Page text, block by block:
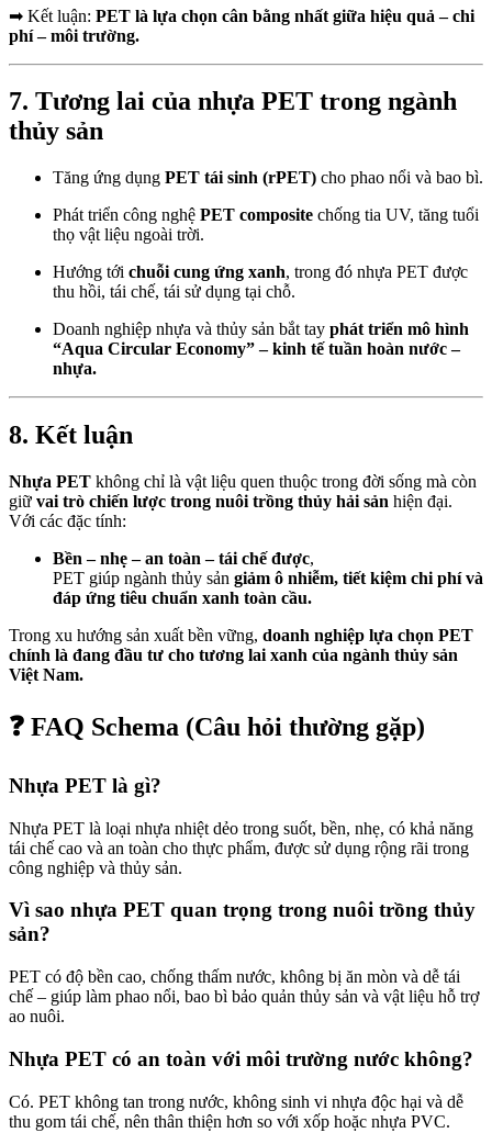
➡ Kết luận: PET là lựa chọn cân bằng nhất giữa hiệu quả – chi
phí – môi trường.
7. Tương lai của nhựa PET trong ngành
thủy sản
Tăng ứng dụng PET tái sinh (rPET) cho phao nổi và bao bì.
Phát triển công nghệ PET composite chống tia UV, tăng tuổi
thọ vật liệu ngoài trời.
Hướng tới chuỗi cung ứng xanh, trong đó nhựa PET được
thu hồi, tái chế, tái sử dụng tại chỗ.
Doanh nghiệp nhựa và thủy sản bắt tay phát triển mô hình
“Aqua Circular Economy” – kinh tế tuần hoàn nước –
nhựa.
8. Kết luận
Nhựa PET không chỉ là vật liệu quen thuộc trong đời sống mà còn
giữ vai trò chiến lược trong nuôi trồng thủy hải sản hiện đại.
Với các đặc tính:
Bền – nhẹ – an toàn – tái chế được,
PET giúp ngành thủy sản giảm ô nhiễm, tiết kiệm chi phí và
đáp ứng tiêu chuẩn xanh toàn cầu.
Trong xu hướng sản xuất bền vững, doanh nghiệp lựa chọn PET
chính là đang đầu tư cho tương lai xanh của ngành thủy sản
Việt Nam.
❓ FAQ Schema (Câu hỏi thường gặp)
Nhựa PET là gì?
Nhựa PET là loại nhựa nhiệt dẻo trong suốt, bền, nhẹ, có khả năng
tái chế cao và an toàn cho thực phẩm, được sử dụng rộng rãi trong
công nghiệp và thủy sản.
Vì sao nhựa PET quan trọng trong nuôi trồng thủy
sản?
PET có độ bền cao, chống thấm nước, không bị ăn mòn và dễ tái
chế – giúp làm phao nổi, bao bì bảo quản thủy sản và vật liệu hỗ trợ
ao nuôi.
Nhựa PET có an toàn với môi trường nước không?
Có. PET không tan trong nước, không sinh vi nhựa độc hại và dễ
thu gom tái chế, nên thân thiện hơn so với xốp hoặc nhựa PVC.